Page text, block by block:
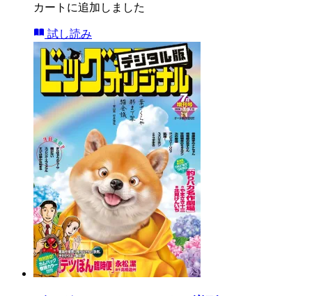
カートに追加しました
試し読み